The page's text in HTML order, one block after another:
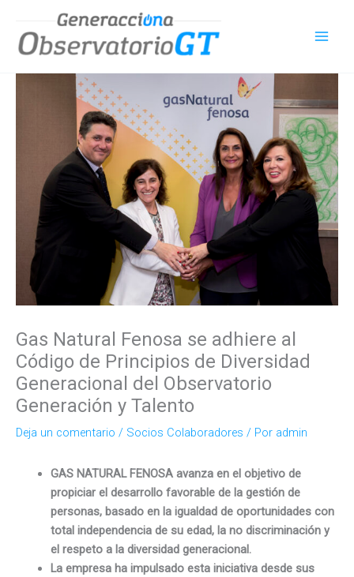
contenido
Gas Natural Fenosa se adhiere al
Código de Principios de Diversidad
Generacional del Observatorio
Generación y Talento
Deja un comentario / Socios Colaboradores / Por admin
GAS NATURAL FENOSA avanza en el objetivo de
propiciar el desarrollo favorable de la gestión de
personas, basado en la igualdad de oportunidades con
total independencia de su edad, la no discriminación y
el respeto a la diversidad generacional.
La empresa ha impulsado esta iniciativa desde sus